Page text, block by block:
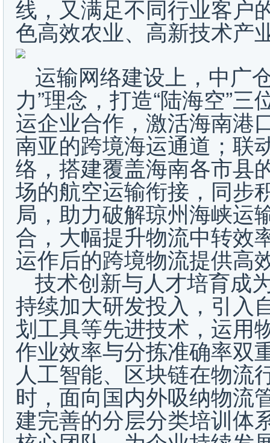
线，又满足不同行业客户
色高效农业、高新技术产
运输网络建设上，中广
力”理念，打造“陆海空”
运企业合作，激活海南港
南亚的跨境海运通道；联
络，搭建覆盖海南各市县
场的航空运输衔接，同步
局，助力破解琼州海峡运
合，大幅提升物流中转效
运作后的跨境物流提供高
技术创新与人才培育成
持续加大研发投入，引入
划工具等先进技术，运用
作业效率与分拣准确率双
人工智能、区块链在物流
时，面向国内外吸纳物流
建完善的分层分类培训体